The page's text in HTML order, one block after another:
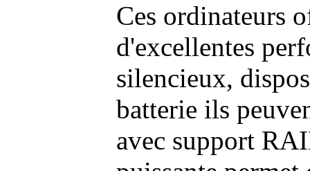
Ces ordinateurs
d'excellentes
silencieux,
batterie ils
avec support